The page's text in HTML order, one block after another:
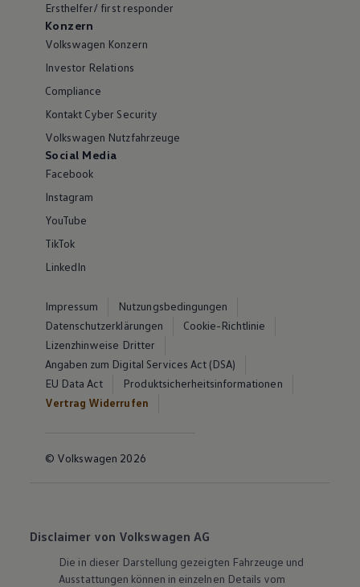
Ersthelfer/ first responder
Konzern
Volkswagen Konzern
Investor Relations
Compliance
Kontakt Cyber Security
Volkswagen Nutzfahrzeuge
Social Media
Facebook
Instagram
YouTube
TikTok
LinkedIn
Impressum
Nutzungsbedingungen
Datenschutzerklärungen
Cookie-Richtlinie
Lizenzhinweise Dritter
Angaben zum Digital Services Act (DSA)
EU Data Act
Produktsicherheitsinformationen
Vertrag Widerrufen
© Volkswagen 2026
Disclaimer von Volkswagen AG
Die in dieser Darstellung gezeigten Fahrzeuge und
Ausstattungen können in einzelnen Details vom